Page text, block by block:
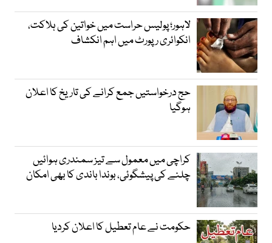
لاہور؛ پولیس حراست میں خواتین کی ہلاکت،
انکوائری رپورٹ میں اہم انکشاف
حج درخواستیں جمع کرانے کی تاریخ کا اعلان
ہوگیا
کراچی میں معمول سے تیز سمندری ہوائیں
چلنے کی پیشگوئی، بوندا باندی کا بھی امکان
حکومت نے عام تعطیل کا اعلان کردیا